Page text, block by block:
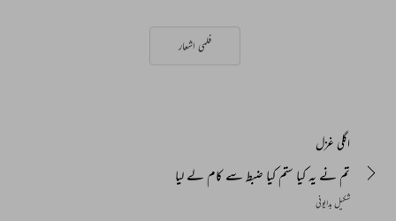
فلمی اشعار
اگلی غزل
تم نے یہ کیا ستم کیا ضبط سے کام لے لیا
شکیل بدایونی